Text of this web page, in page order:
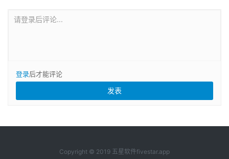
请登录后评论...
登录后才能评论
Copyright © 2019 五星软件fivestar.app